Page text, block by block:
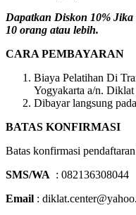
Dapatkan Diskon 10%
10 orang atau lebih.
CARA PEMBAYARAN
Biaya Pelatihan Di
Yogyakarta a/n.
Dibayar langsung
BATAS KONFIRMASI
Batas konfirmasi
SMS/WA : 082136308044
Email :